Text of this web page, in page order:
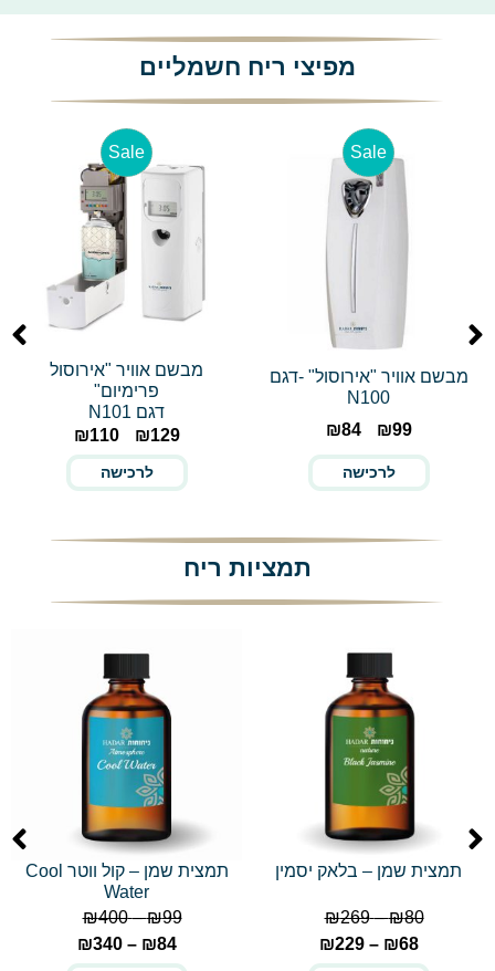
מפיצי ריח חשמליים
Sale
מבשם אוויר "אירוסול" -דגם
N100
₪99
₪84
לרכישה
Sale
מבשם אוויר "אירוסול
פרימיום"
דגם N101
₪129
₪110
לרכישה
תמציות ריח
תמצית שמן – בלאק יסמין
₪80
–
₪269
₪68
–
₪229
תמצית שמן – קול ווטר Cool
Water
₪99
–
₪400
₪84
–
₪340